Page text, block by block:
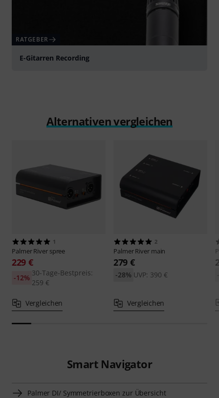
RATGEBER
E-Gitarren Recording
Alternativen vergleichen
1
PalmerRiver spree
229 €
30-Tage-Bestpreis:
259 €
-12%
Vergleichen
2
PalmerRiver main
279 €
UVP: 390 €
-28%
Vergleichen
Smart Navigator
Palmer DI/ Symmetrierboxen zur Übersicht